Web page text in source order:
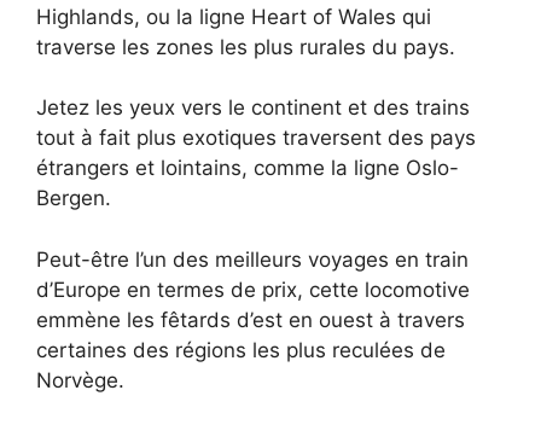
Highlands, ou la ligne Heart of Wales qui
traverse les zones les plus rurales du pays.
Jetez les yeux vers le continent et des trains
tout à fait plus exotiques traversent des pays
étrangers et lointains, comme la ligne Oslo-
Bergen.
Peut-être l’un des meilleurs voyages en train
d’Europe en termes de prix, cette locomotive
emmène les fêtards d’est en ouest à travers
certaines des régions les plus reculées de
Norvège.